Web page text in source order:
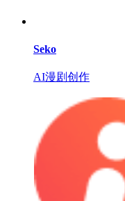
Seko
AI漫剧创作